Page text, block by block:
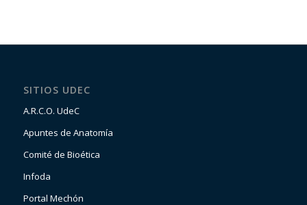
SITIOS UDEC
A.R.C.O. UdeC
Apuntes de Anatomía
Comité de Bioética
Infoda
Portal Mechón